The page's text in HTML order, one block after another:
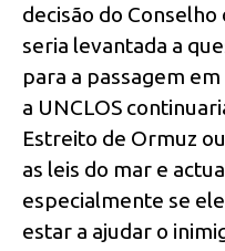
decisão do Conselho
seria levantada a
para a passagem
a UNCLOS
Estreito de Ormuz
as leis do mar e
especialmente se
estar a ajudar o